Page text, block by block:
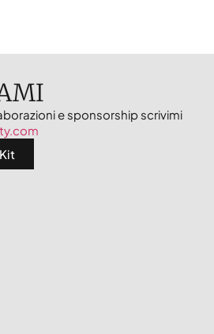
e sponsorship scrivimi